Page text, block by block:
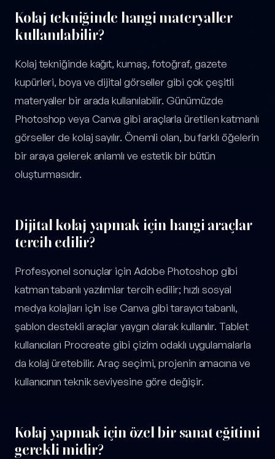
Kolaj tekniğinde hangi materyaller
kullanılabilir?
Kolaj tekniğinde kağıt, kumaş, fotoğraf, gazete
kupürleri, boya ve dijital görseller gibi çok çeşitli
materyaller bir arada kullanılabilir. Günümüzde
Photoshop veya Canva gibi araçlarla üretilen katmanlı
görseller de kolaj sayılır. Önemli olan, bu farklı öğelerin
bir araya gelerek anlamlı ve estetik bir bütün
oluşturmasıdır.
Dijital kolaj yapmak için hangi araçlar
tercih edilir?
Profesyonel sonuçlar için Adobe Photoshop gibi
katman tabanlı yazılımlar tercih edilir; hızlı sosyal
medya kolajları için ise Canva gibi tarayıcı tabanlı,
şablon destekli araçlar yaygın olarak kullanılır. Tablet
kullanıcıları Procreate gibi çizim odaklı uygulamalarla
da kolaj üretebilir. Araç seçimi, projenin amacına ve
kullanıcının teknik seviyesine göre değişir.
Kolaj yapmak için özel bir sanat eğitimi
gerekli midir?